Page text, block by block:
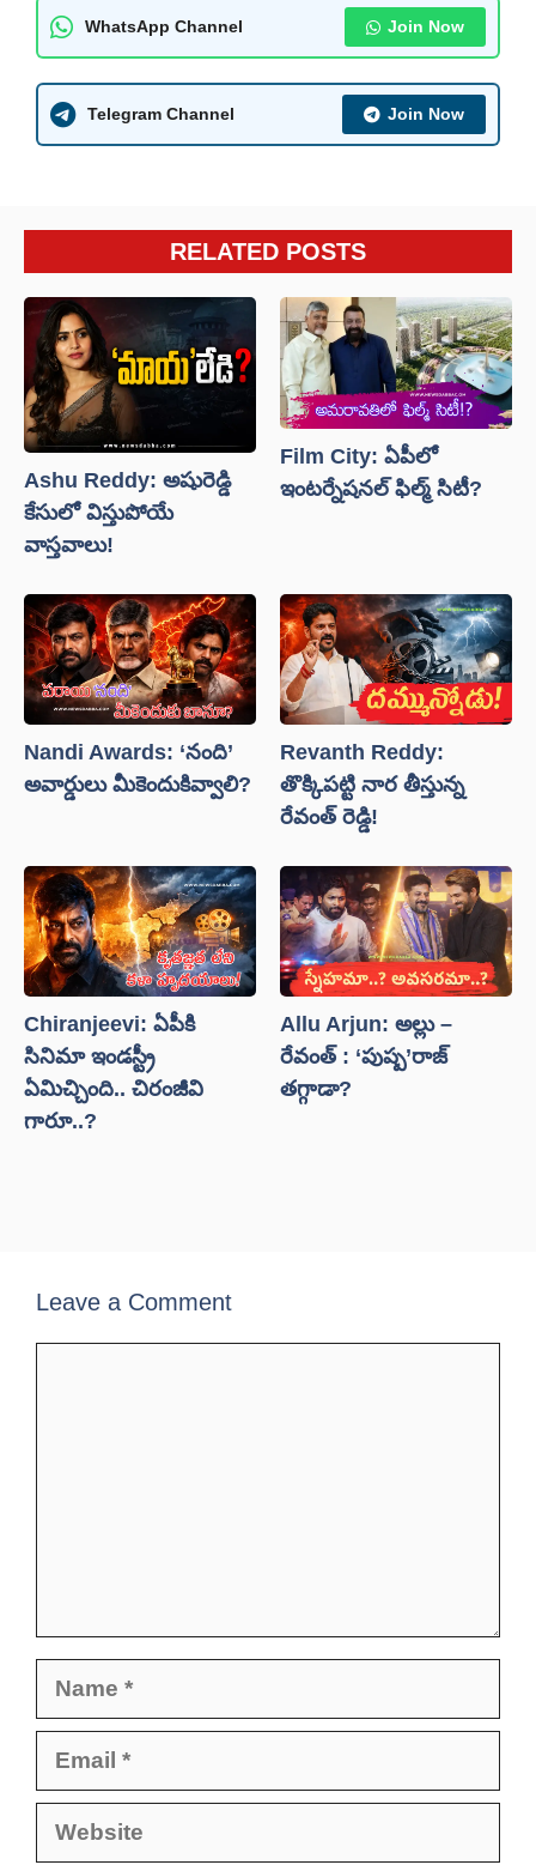
WhatsApp Channel Join Now
Telegram Channel Join Now
RELATED POSTS
Ashu Reddy: అషురెడ్డి
కేసులో విస్తుపోయే
వాస్తవాలు!
Film City: ఏపీలో
ఇంటర్నేషనల్ ఫిల్మ్ సిటీ?
Nandi Awards: ‘నంది’
అవార్డులు మీకెందుకివ్వాలి?
Revanth Reddy:
తొక్కిపట్టి నార తీస్తున్న
రేవంత్ రెడ్డి!
Chiranjeevi: ఏపీకి
సినిమా ఇండస్ట్రీ
ఏమిచ్చింది.. చిరంజీవి
గారూ..?
Allu Arjun: అల్లు –
రేవంత్ : ‘పుష్ప’రాజ్
తగ్గాడా?
Leave a Comment
Website